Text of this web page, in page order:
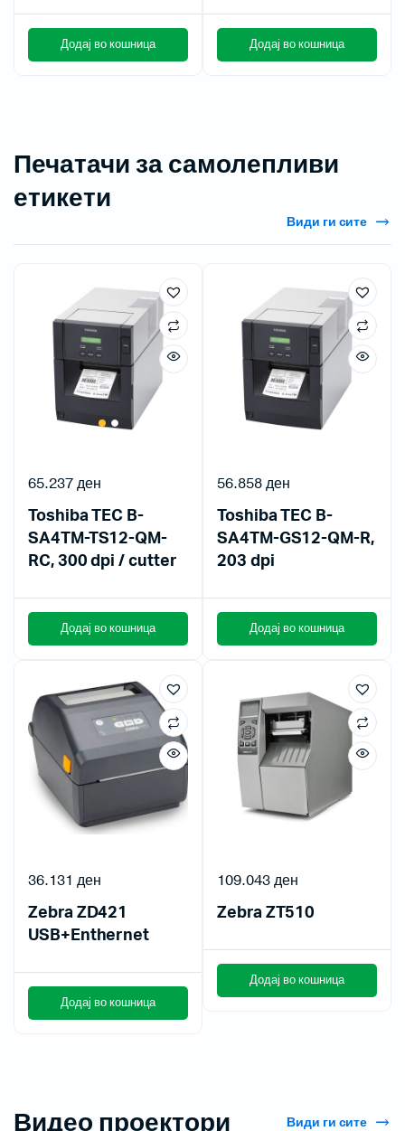
Додај во кошница Додај во кошница
Печатачи за самолепливи
етикети
Види ги сите
Toshiba TEC B-
SA4TM-TS12-QM-
RC, 300 dpi / cutter
65.237ден
Додај во кошница
Toshiba TEC B-
SA4TM-GS12-QM-R,
203 dpi
56.858ден
Додај во кошница
Zebra ZD421
USB+Enthernet
36.131 ден
Додај во кошница
Zebra ZT510
109.043ден
Додај во кошница
Видео проектори Види ги сите